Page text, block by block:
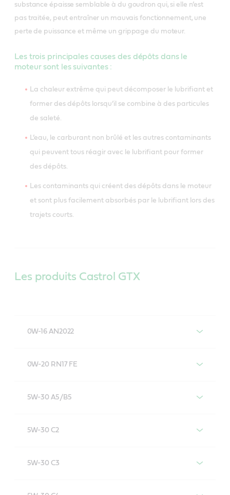
substance épaisse semblable à du goudron qui, si elle n’est
pas traitée, peut entraîner un mauvais fonctionnement, une
perte de puissance et même un grippage du moteur.
Les trois principales causes des dépôts dans le
moteur sont les suivantes :
La chaleur extrême qui peut décomposer le lubrifiant et
former des dépôts lorsqu’il se combine à des particules
de saleté.
L’eau, le carburant non brûlé et les autres contaminants
qui peuvent tous réagir avec le lubrifiant pour former
des dépôts.
Les contaminants qui créent des dépôts dans le moteur
et sont plus facilement absorbés par le lubrifiant lors des
trajets courts.
Les produits Castrol GTX
0W-16 AN2022
0W-20 RN17 FE
5W-30 A5/B5
5W-30 C2
5W-30 C3